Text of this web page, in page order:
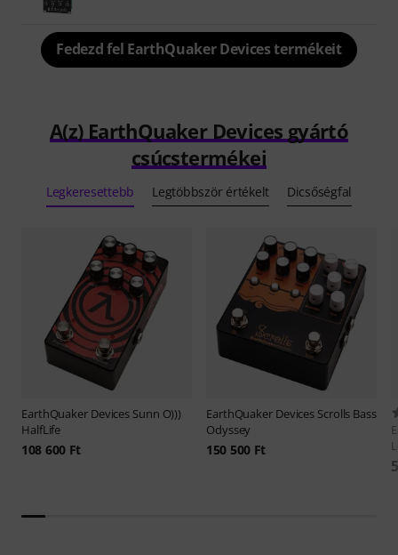
Fedezd fel EarthQuaker Devices termékeit
A(z) EarthQuaker Devices gyártó
csúcstermékei
Legkeresettebb Legtöbbször értékelt Dicsőségfal
EarthQuaker Devices Sunn O)))
HalfLife
108 600 Ft
EarthQuaker Devices Scrolls Bass
Odyssey
150 500 Ft